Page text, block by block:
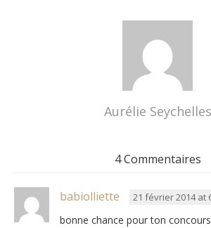
Aurélie Seychelles
4 Commentaires
babiolliette 21 février 2014 at
bonne chance pour ton